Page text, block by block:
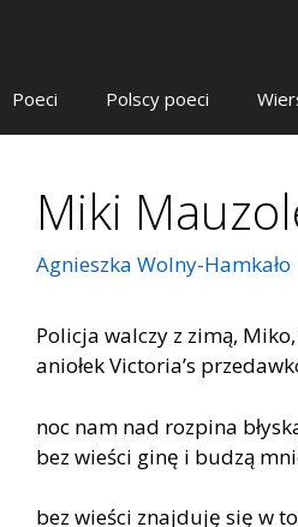
Poeci Polscy poeci
Miki
Agnieszka Wolny-Hamkało
Policja walczy z zimą, Miko,
aniołek Victoria’s
noc nam nad rozpina
bez wieści ginę i budzą
bez wieści znajduję się w